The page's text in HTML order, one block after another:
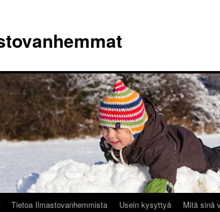
Tietoa Ilmastovanhemmista Usein kysyttyä Mitä sinä